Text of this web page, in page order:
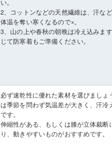
い。
2、コットンなどの天然繊維は、汗な
体温を奪い寒くなるので×。
3、山の上や春秋の朝晩は冷え込みま
じて防寒着もご準備ください。
必ず速乾性に優れた素材を選びましょ
は季節を問わず気温差が大きく、汗冷
です。
伸縮性がある、もしくは膝が立体裁断
り、動きやすいものがおすすめです。